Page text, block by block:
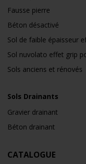
Fausse pierre
Béton désactivé
Sol de faible épaisseur
Sol nuvolato effet grip
Sols anciens et rénovés
Sols Drainants
Gravier drainant
Béton drainant
CATALOGUE